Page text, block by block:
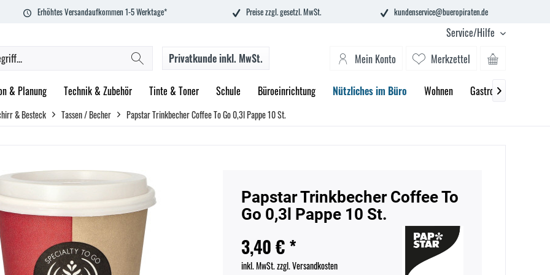
Erhöhtes Versandaufkommen 1-5 Werktage* Preise zzgl. gesetzl. MwSt. kundenservice@bueropiraten.de
Service/Hilfe
Merkzettel
Mein Konto
Privatkundeinkl. MwSt.
& Planung Technik & Zubehör Tinte & Toner Schule Büroeinrichtung Nützliches im Büro Wohnen Gastronomie

& Besteck Tassen / Becher Papstar Trinkbecher Coffee To Go 0,3l Pappe 10 St.
Papstar Trinkbecher Coffee To
Go 0,3l Pappe 10 St.
3,40 € *
inkl. MwSt.zzgl. Versandkosten